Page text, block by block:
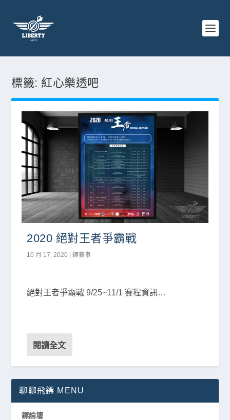
標籤: 紅心樂透吧
2020 絕對王者爭霸戰
10 月 17, 2020 |鏢賽事
絕對王者爭霸戰 9/25~11/1 賽程資訊…
閱讀全文
聊聊飛鏢 MENU
鏢論壇